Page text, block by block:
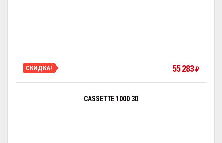
СКИДКА! 55 283 ₽
CASSETTE 1000 3D